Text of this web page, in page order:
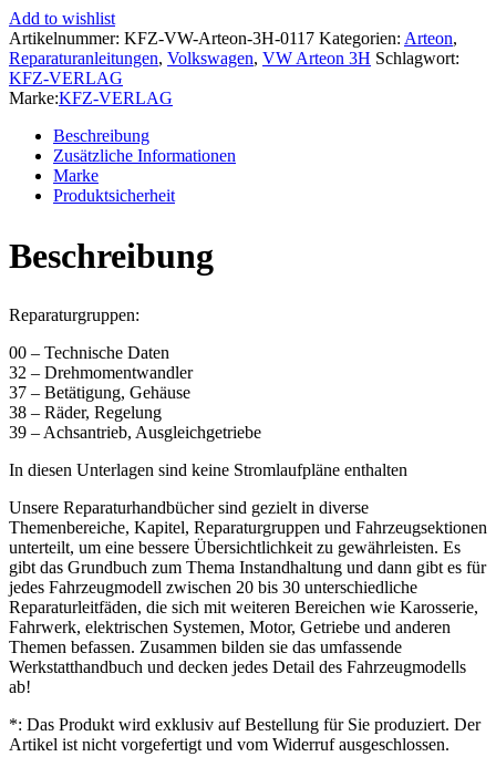
3H
2020-
2024
8
Gang
Automatikgetriebe
Reparaturanleitung
Menge
Add to wishlist
Artikelnummer: KFZ-VW-Arteon-3H-0117 Kategorien: Arteon,
Reparaturanleitungen, Volkswagen, VW Arteon 3H Schlagwort:
KFZ-VERLAG
Marke:KFZ-VERLAG
Beschreibung
Zusätzliche Informationen
Marke
Produktsicherheit
Beschreibung
Reparaturgruppen:
00 – Technische Daten
32 – Drehmomentwandler
37 – Betätigung, Gehäuse
38 – Räder, Regelung
39 – Achsantrieb, Ausgleichgetriebe
In diesen Unterlagen sind keine Stromlaufpläne enthalten
Unsere Reparaturhandbücher sind gezielt in diverse
Themenbereiche, Kapitel, Reparaturgruppen und Fahrzeugsektionen
unterteilt, um eine bessere Übersichtlichkeit zu gewährleisten. Es
gibt das Grundbuch zum Thema Instandhaltung und dann gibt es für
jedes Fahrzeugmodell zwischen 20 bis 30 unterschiedliche
Reparaturleitfäden, die sich mit weiteren Bereichen wie Karosserie,
Fahrwerk, elektrischen Systemen, Motor, Getriebe und anderen
Themen befassen. Zusammen bilden sie das umfassende
Werkstatthandbuch und decken jedes Detail des Fahrzeugmodells
ab!
*: Das Produkt wird exklusiv auf Bestellung für Sie produziert. Der
Artikel ist nicht vorgefertigt und vom Widerruf ausgeschlossen.